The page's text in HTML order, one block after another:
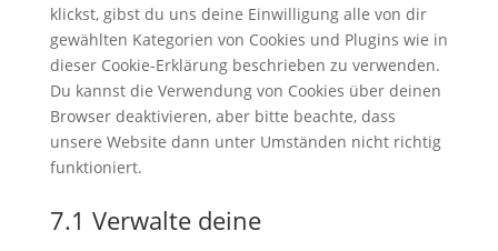
klickst, gibst du uns deine Einwilligung alle von dir
gewählten Kategorien von Cookies und Plugins wie in
dieser Cookie-Erklärung beschrieben zu verwenden.
Du kannst die Verwendung von Cookies über deinen
Browser deaktivieren, aber bitte beachte, dass
unsere Website dann unter Umständen nicht richtig
funktioniert.
7.1 Verwalte deine